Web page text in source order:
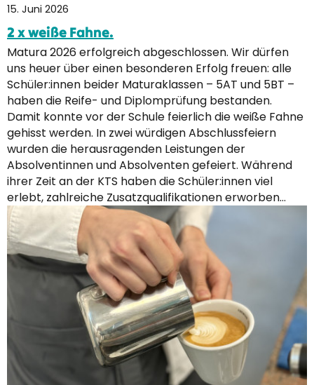
15. Juni 2026
2 x weiße Fahne.
Matura 2026 erfolgreich abgeschlossen. Wir dürfen
uns heuer über einen besonderen Erfolg freuen: alle
Schüler:innen beider Maturaklassen – 5AT und 5BT –
haben die Reife- und Diplomprüfung bestanden.
Damit konnte vor der Schule feierlich die weiße Fahne
gehisst werden. In zwei würdigen Abschlussfeiern
wurden die herausragenden Leistungen der
Absolventinnen und Absolventen gefeiert. Während
ihrer Zeit an der KTS haben die Schüler:innen viel
erlebt, zahlreiche Zusatzqualifikationen erworben…